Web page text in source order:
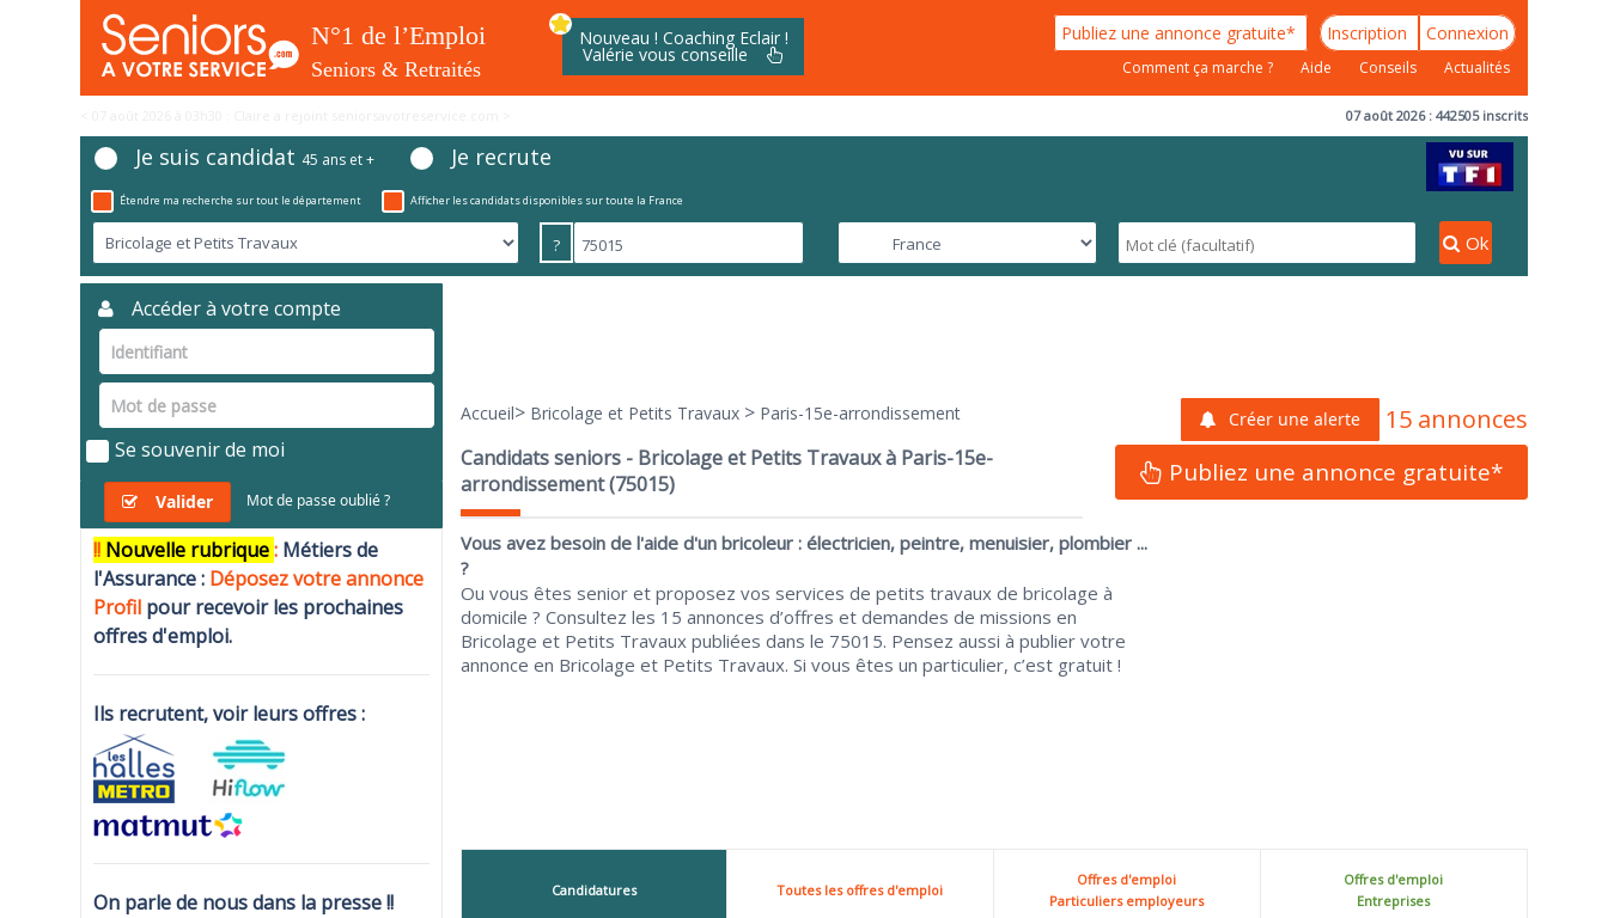
Nouveau ! Coaching Eclair !
Valérie vous conseille
Publiez une annonce gratuite* Inscription Connexion
Comment ça marche ? Aide Conseils Actualités
07 août 2026 : 442505 inscrits
Je suis candidat 45 ans et + Je recrute
Étendre ma recherche sur tout le département Afficher les candidats disponibles sur toute la France
? Ok
Accueil> Bricolage et Petits Travaux > Paris-15e-arrondissement Créer une alerte 15 annonces
Candidats seniors - Bricolage et Petits Travaux à Paris-15e-
arrondissement (75015)
Publiez une annonce gratuite*
Vous avez besoin de l'aide d'un bricoleur : électricien, peintre, menuisier, plombier ...
?
Ou vous êtes senior et proposez vos services de petits travaux de bricolage à
domicile ? Consultez les 15 annonces d’offres et demandes de missions en
Bricolage et Petits Travaux publiées dans le 75015. Pensez aussi à publier votre
annonce en Bricolage et Petits Travaux. Si vous êtes un particulier, c’est gratuit !
Candidatures Toutes les offres d'emploi
Offres d'emploi
Particuliers employeurs
Offres d'emploi
Entreprises
Accéder à votre compte
Se souvenir de moi
Valider Mot de passe oublié ?
!! Nouvelle rubrique: Métiers de
l'Assurance : Déposez votre annonce
Profil pour recevoir les prochaines
offres d'emploi.
Ils recrutent, voir leurs offres :
On parle de nous dans la presse !!